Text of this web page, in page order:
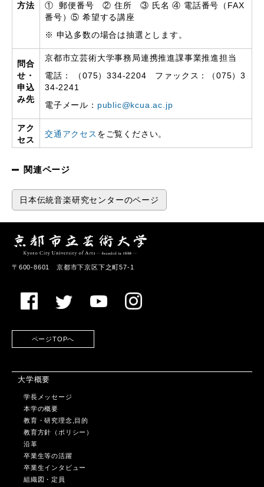
方法
① 郵便番号 ② 住所 ③ 氏名 ④ 電話番号（FAX
番号）⑤ 希望する講座
※ 申込多数の場合は抽選とします。
問合
せ・
申込
み先
京都市立芸術大学事務局連携推進課事業推進担当
電話： （075）334-2204 ファックス：（075）3
34‐2241
電子メール： public@kcua.ac.jp
アク
セス
交通アクセス をご覧ください。
関連ページ
日本伝統音楽研究センターのページ
〒600-8601 京都市下京区下之町57-1
ページTOPへ
大学概要
学長メッセージ
本学の概要
教育・研究理念,目的
教育方針（ポリシー）
沿革
卒業生等の活躍
卒業生インタビュー
組織図・定員